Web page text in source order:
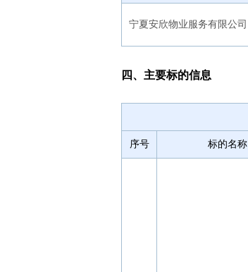
宁夏安欣物业服务有限公司
四、主要标的信息
序号 标的名称